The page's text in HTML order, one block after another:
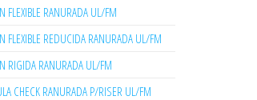
FLEXIBLE RANURADA UL/FM
FLEXIBLE REDUCIDA RANURADA UL/FM
RIGIDA RANURADA UL/FM
CHECK RANURADA P/RISER UL/FM